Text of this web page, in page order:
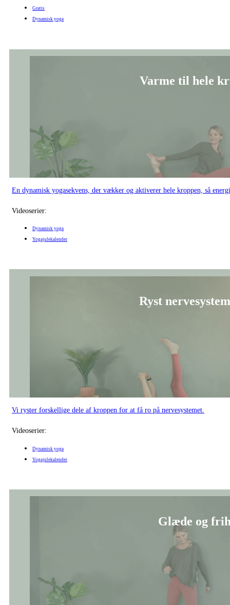
Gratis
Dynamisk yoga
Varme til hele
En dynamisk yogasekvens, der vækker og aktiverer hele kroppen, så
Videoserier:
Dynamisk yoga
Yogajulekalender
Ryst
Vi ryster forskellige dele af kroppen for at få ro på nervesystemet.
Videoserier:
Dynamisk yoga
Yogajulekalender
Glæde og